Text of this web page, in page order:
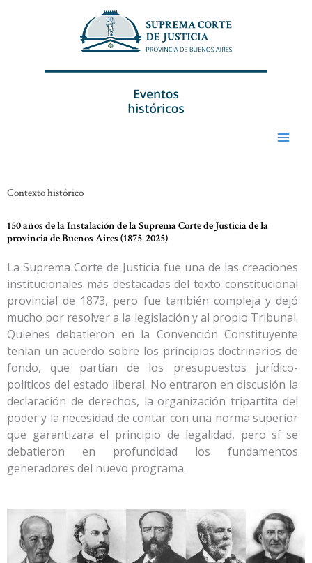
Contexto histórico
150 años de la Instalación de la Suprema Corte de Justicia de la
provincia de Buenos Aires (1875-2025)
La Suprema Corte de Justicia fue una de las creaciones
institucionales más destacadas del texto constitucional
provincial de 1873, pero fue también compleja y dejó
mucho por resolver a la legislación y al propio Tribunal.
Quienes debatieron en la Convención Constituyente
tenían un acuerdo sobre los principios doctrinarios de
fondo, que partían de los presupuestos jurídico-
políticos del estado liberal. No entraron en discusión la
declaración de derechos, la organización tripartita del
poder y la necesidad de contar con una norma superior
que garantizara el principio de legalidad, pero sí se
debatieron en profundidad los fundamentos
generadores del nuevo programa.